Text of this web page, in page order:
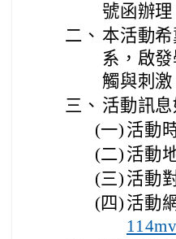
號函辦理
二、 本活動
系，啟
觸與刺
三、 活動訊息
(一) 活動
(二) 活動
(三) 活動
(四) 活動